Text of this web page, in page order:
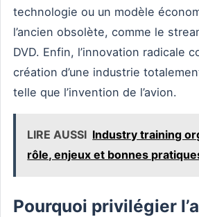
technologie ou un modèle
l’ancien obsolète, comme le
DVD. Enfin, l’innovation radicale
création d’une industrie
telle que l’invention de l’avion.
LIRE AUSSI Industry training
rôle, enjeux et bonnes
Pourquoi privilégier